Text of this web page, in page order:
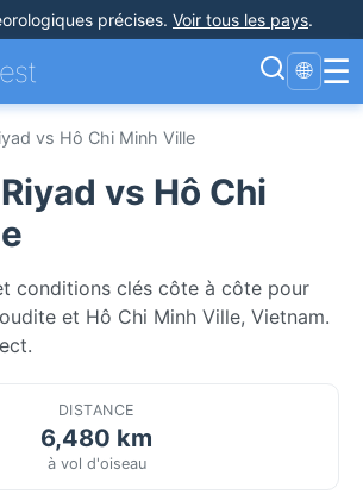
précises. Voir tous les pays.
🌐 ☰
vs Hô Chi Minh Ville
vs Hô Chi
conditions clés côte à côte pour
et Hô Chi Minh Ville, Vietnam.
DISTANCE
6,480 km
à vol d'oiseau